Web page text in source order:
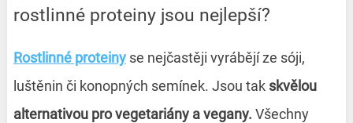
rostlinné proteiny jsou nejlepší?
Rostlinné proteinyse nejčastěji vyrábějí ze sóji,
luštěnin či konopných semínek. Jsou tak skvělou
alternativou pro vegetariány a vegany. Všechny